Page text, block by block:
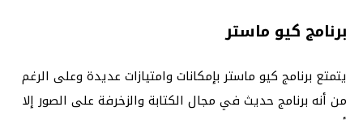
برنامج كيو ماستر
يتمتع برنامج كيو ماستر بإمكانات وامتيازات عديدة وعلى الرغم
من أنه برنامج حديث في مجال الكتابة والزخرفة على الصور إلا